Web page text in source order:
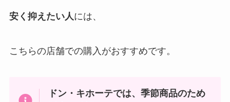
安く抑えたい人 には、
こちらの店舗での購入がおすすめです。
ドン・キホーテでは、季節商品のため